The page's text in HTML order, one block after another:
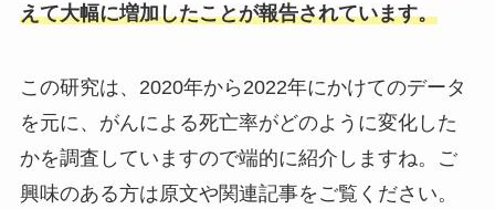
えて大幅に増加したことが報告されています。
この研究は、2020年から2022年にかけてのデータ
を元に、がんによる死亡率がどのように変化した
かを調査していますので端的に紹介しますね。ご
興味のある方は原文や関連記事をご覧ください。